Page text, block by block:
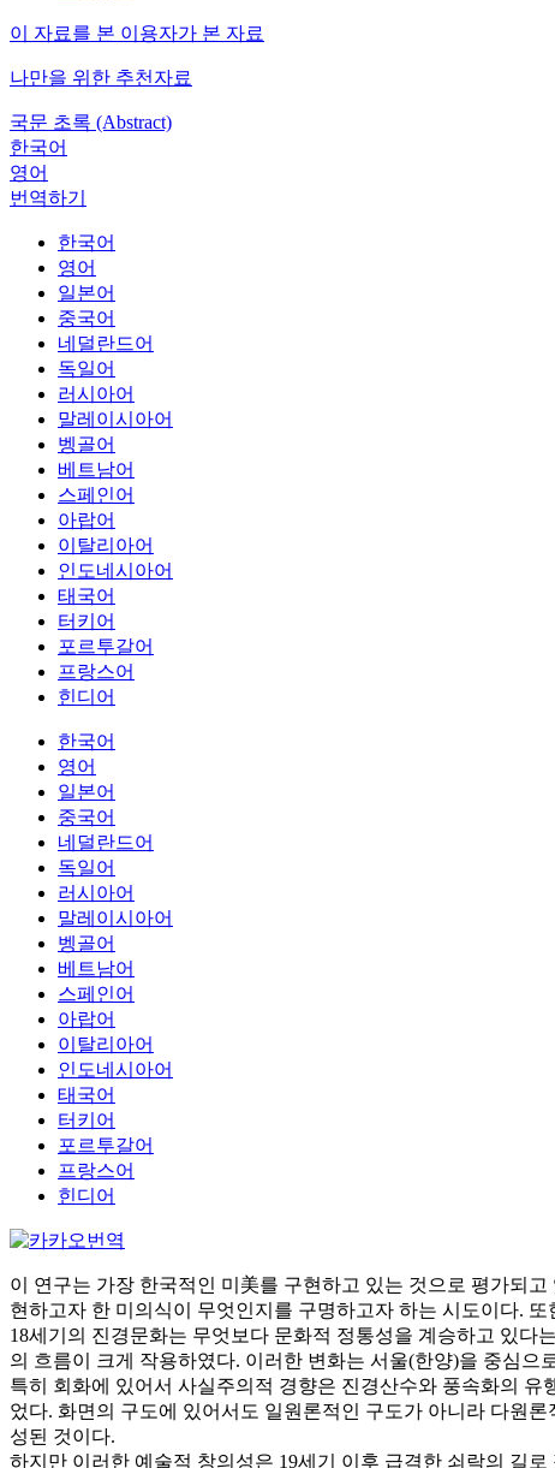
이 자료를 본 이용자가 본 자료
나만을 위한 추천자료
국문 초록 (Abstract)
한국어
영어
번역하기
한국어
영어
일본어
중국어
네덜란드어
독일어
러시아어
말레이시아어
벵골어
베트남어
스페인어
아랍어
이탈리아어
인도네시아어
태국어
터키어
포르투갈어
프랑스어
힌디어
한국어
영어
일본어
중국어
네덜란드어
독일어
러시아어
말레이시아어
벵골어
베트남어
스페인어
아랍어
이탈리아어
인도네시아어
태국어
터키어
포르투갈어
프랑스어
힌디어
이 연구는 가장 한국적인 미美를 구현하고 있는 것으로 평가되
현하고자 한 미의식이 무엇인지를 구명하고자 하는 시도이다.
18세기의 진경문화는 무엇보다 문화적 정통성을 계승하고 있
의 흐름이 크게 작용하였다. 이러한 변화는 서울(한양)을 중심
특히 회화에 있어서 사실주의적 경향은 진경산수와 풍속화의
었다. 화면의 구도에 있어서도 일원론적인 구도가 아니라 다원
성된 것이다.
하지만 이러한 예술적 창의성은 19세기 이후 급격한 쇠락의 길